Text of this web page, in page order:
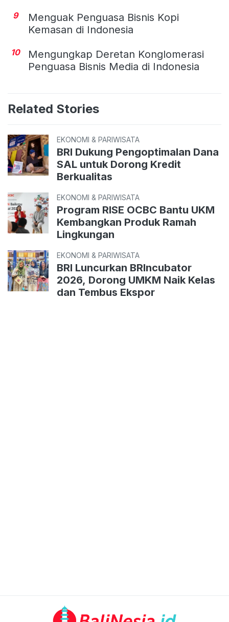
9
Menguak Penguasa Bisnis Kopi
Kemasan di Indonesia
10
Mengungkap Deretan Konglomerasi
Penguasa Bisnis Media di Indonesia
Related Stories
EKONOMI & PARIWISATA
BRI Dukung Pengoptimalan Dana
SAL untuk Dorong Kredit
Berkualitas
EKONOMI & PARIWISATA
Program RISE OCBC Bantu UKM
Kembangkan Produk Ramah
Lingkungan
EKONOMI & PARIWISATA
BRI Luncurkan BRIncubator
2026, Dorong UMKM Naik Kelas
dan Tembus Ekspor